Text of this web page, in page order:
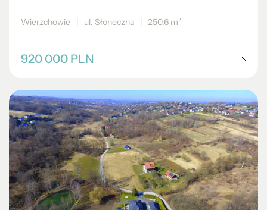
Wierzchowie | ul. Słoneczna | 250.6 m²
920 000 PLN